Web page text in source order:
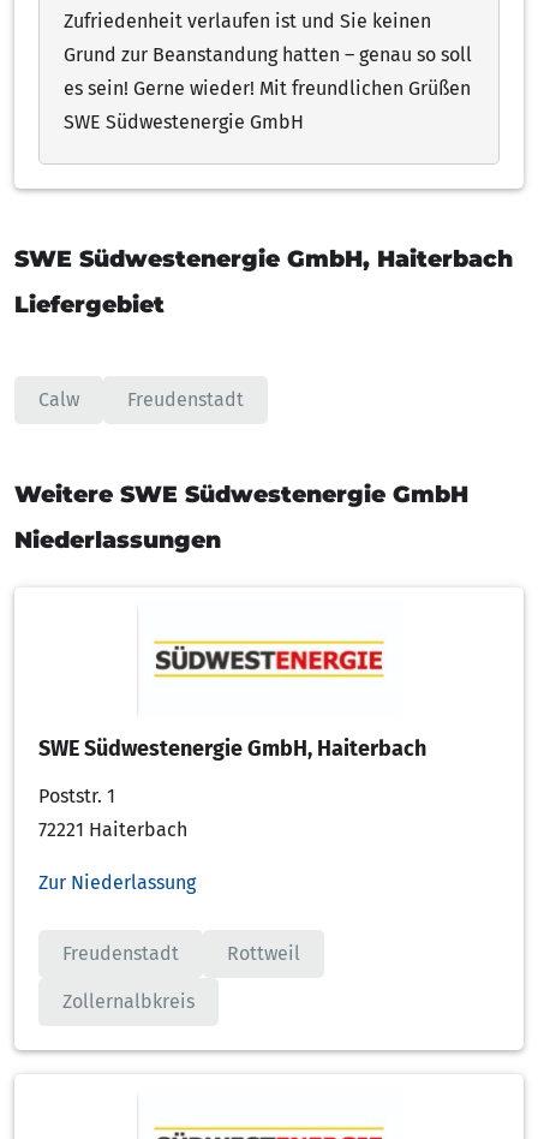
Zufriedenheit verlaufen ist und Sie keinen
Grund zur Beanstandung hatten – genau so soll
es sein! Gerne wieder! Mit freundlichen Grüßen
SWE Südwestenergie GmbH
SWE Südwestenergie GmbH, Haiterbach
Liefergebiet
Calw Freudenstadt
Weitere SWE Südwestenergie GmbH
Niederlassungen
SWE Südwestenergie GmbH, Haiterbach
Poststr. 1
72221 Haiterbach
Zur Niederlassung
Freudenstadt Rottweil
Zollernalbkreis